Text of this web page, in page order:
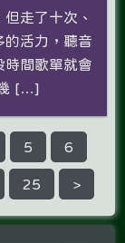
走了十次、
的活力，聽音
時間歌單就會
[…]
5 6
25 >